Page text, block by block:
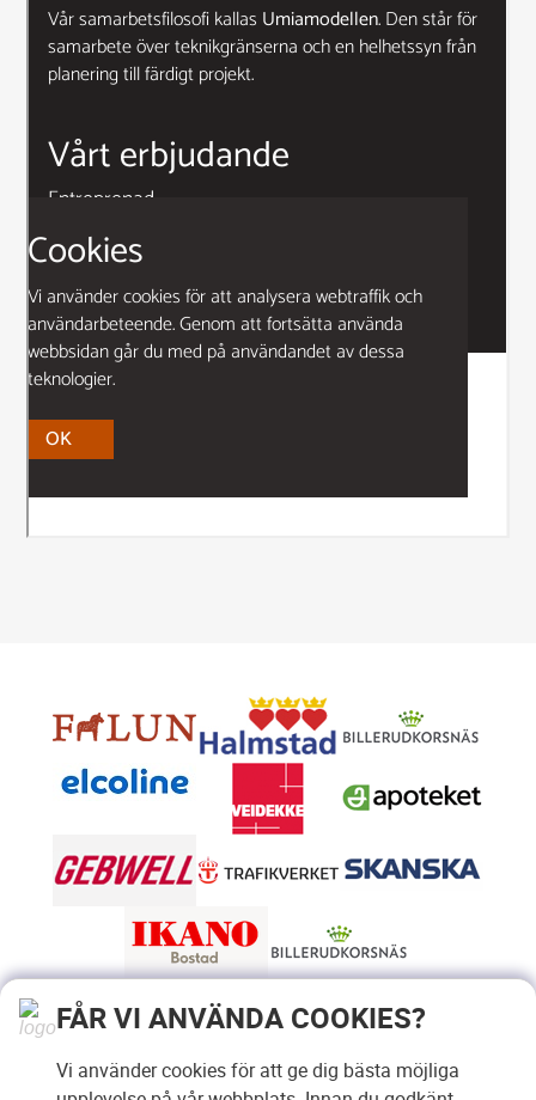
FÅR VI ANVÄNDA COOKIES?
Vi använder cookies för att ge dig bästa möjliga